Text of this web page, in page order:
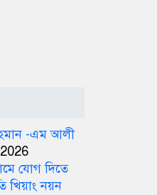
-এম আলী
যোগ দিতে
খিয়াং নয়ন